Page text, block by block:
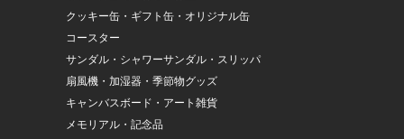
クッキー缶・ギフト缶・オリジナル缶
コースター
サンダル・シャワーサンダル・スリッパ
扇風機・加湿器・季節物グッズ
キャンバスボード・アート雑貨
メモリアル・記念品